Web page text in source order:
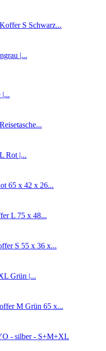
S Schwarz...
|...
|...
Rot |...
65 x 42 x 26...
L 75 x 48...
S 55 x 36 x...
Grün |...
M Grün 65 x...
- silber - S+M+XL